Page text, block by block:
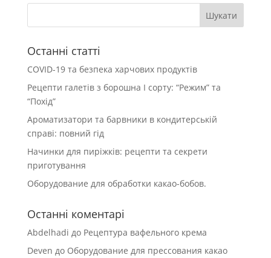
Останні статті
COVID-19 та безпека харчових продуктів
Рецепти галетів з борошна І сорту: “Режим” та
“Похід”
Ароматизатори та барвники в кондитерській
справі: повний гід
Начинки для пиріжків: рецепти та секрети
приготування
Оборудование для обработки какао-бобов.
Останні коментарі
Abdelhadi до Рецептура вафельного крема
Deven до Оборудование для прессования какао